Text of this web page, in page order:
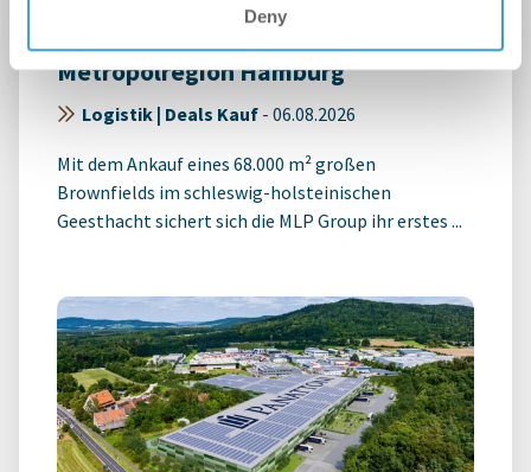
Deny
ersten Standort in der
Metropolregion Hamburg
Logistik | Deals Kauf - 06.08.2026
Mit dem Ankauf eines 68.000 m² großen
Brownfields im schleswig-holsteinischen
Geesthacht sichert sich die MLP Group ihr erstes ...